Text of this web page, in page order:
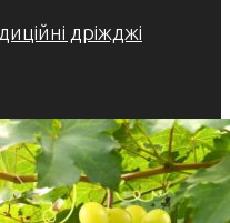
дріжджі